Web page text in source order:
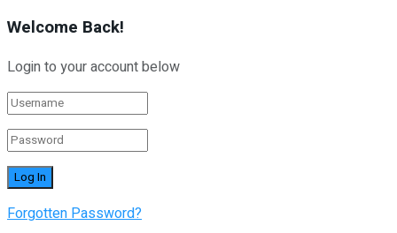
Welcome Back!
Login to your account below
Forgotten Password?